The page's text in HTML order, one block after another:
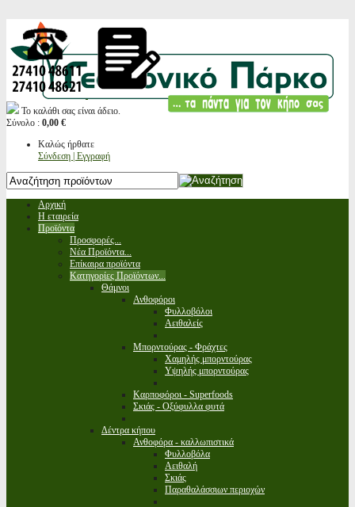
Το καλάθι σας είναι άδειο.
Σύνολο : 0,00 €
Καλώς ήρθατε
Σύνδεση | Εγγραφή
Αρχική
Η εταιρεία
Προϊόντα
Προσφορές...
Νέα Προϊόντα...
Επίκαιρα προϊόντα
Κατηγορίες Προϊόντων...
Θάμνοι
Ανθοφόροι
Φυλλοβόλοι
Αειθαλείς
Μπορντούρας - Φράχτες
Χαμηλής μπορντούρας
Υψηλής μπορντούρας
Καρποφόροι - Superfoods
Σκιάς - Οξύφυλλα φυτά
Δέντρα κήπου
Ανθοφόρα - καλλωπιστικά
Φυλλοβόλα
Αειθαλή
Σκιάς
Παραθαλάσσιων περιοχών